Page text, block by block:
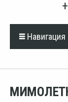
Навигация